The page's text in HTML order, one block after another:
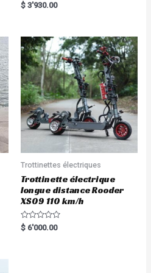
Rated
5.00
$ 3'930.00
Trottinettes électriques
Trottinette électrique
longue distance Rooder
XS09 110 km/h
R
a
$ 6'000.00